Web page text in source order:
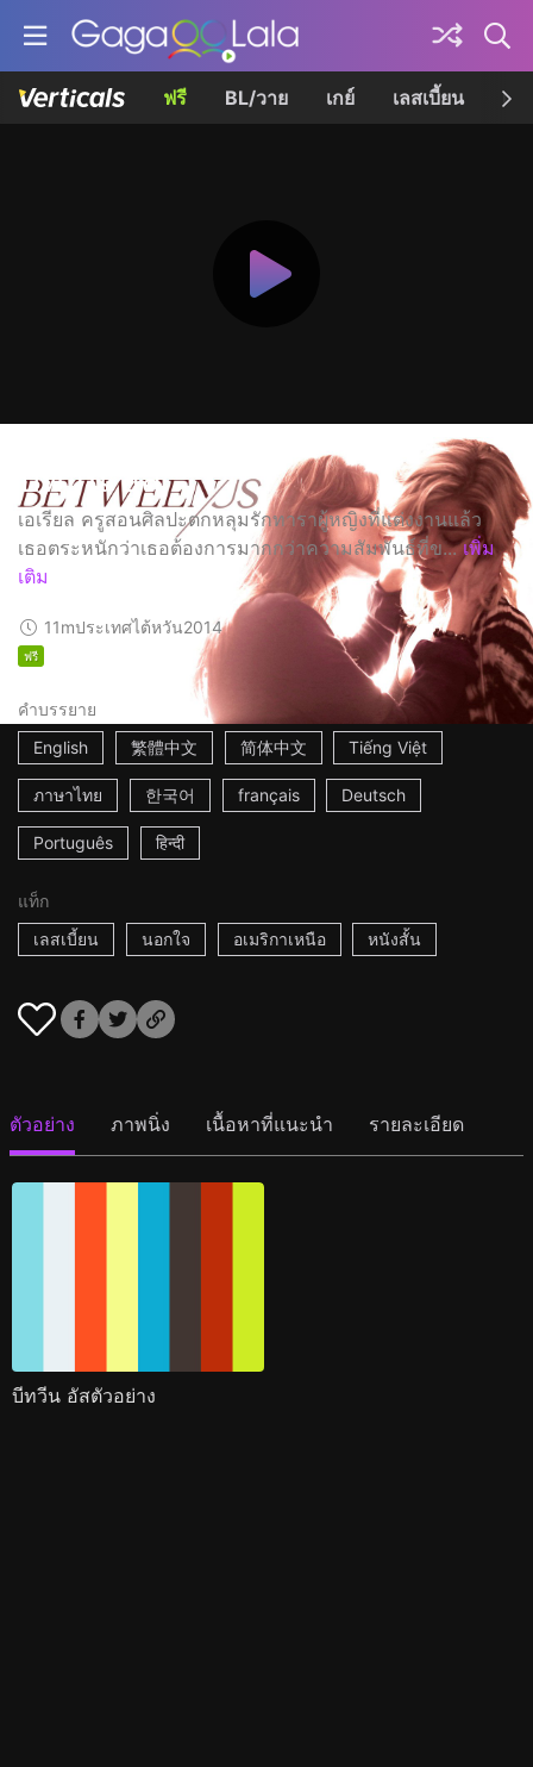
ฟรี BL/วาย เกย์ เลสเบี้ยน เค
บีทวีน อัส
เอเรียล ครูสอนศิลปะตกหลุมรักทาราผู้หญิงที่แต่งงานแล้ว
เธอตระหนักว่าเธอต้องการมากกว่าความสัมพันธ์ที่ข... เพิ่ม
เติม
11mประเทศไต้หวัน2014
ฟรี
คำบรรยาย
English
繁體中文 简体中文 Tiếng Việt
ภาษาไทย 한국어 français Deutsch
Português हिन्दी
แท็ก
เลสเบี้ยน
นอกใจ อเมริกาเหนือ หนังสั้น
ตัวอย่าง ภาพนิ่ง เนื้อหาที่แนะนำ รายละเอียด
บีทวีน อัสตัวอย่าง